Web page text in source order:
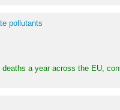
pollutants
a year across the EU,